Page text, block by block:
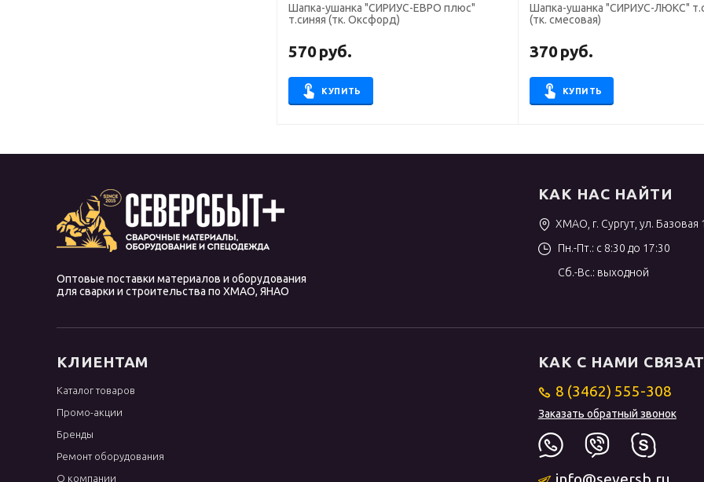
Шапка-ушанка "СИРИУС-ЕВРО плюс"
т.синяя (тк. Оксфорд)
570руб.
КУПИТЬ
Шапка-ушанка "СИРИУС-ЛЮКС"
(тк. смесовая)
370руб.
КУПИТЬ
Оптовые поставки материалов и оборудования
для сварки и строительства по ХМАО, ЯНАО
КАК НАС НАЙТИ
ХМАО, г. Сургут, ул. Базовая
Пн.-Пт.: с 8:30 до 17:30
Сб.-Вс.: выходной
КЛИЕНТАМ
Каталог товаров
Промо-акции
Бренды
Ремонт оборудования
О компании
КАК С НАМИ
8 (3462) 555-308
Заказать обратный звонок